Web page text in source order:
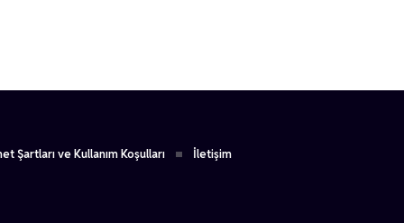
Şartları ve Kullanım Koşulları
İletişim